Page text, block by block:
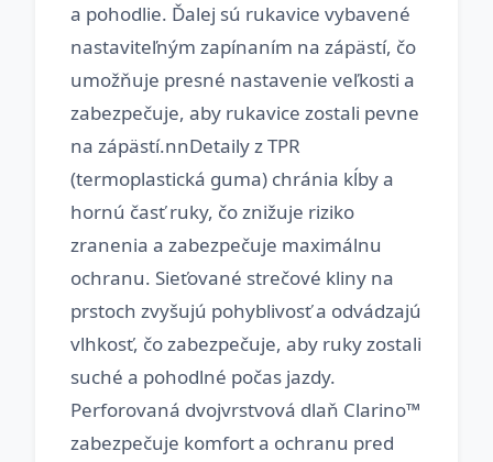
a pohodlie. Ďalej sú rukavice vybavené
nastaviteľným zapínaním na zápästí, čo
umožňuje presné nastavenie veľkosti a
zabezpečuje, aby rukavice zostali pevne
na zápästí.nnDetaily z TPR
(termoplastická guma) chránia kĺby a
hornú časť ruky, čo znižuje riziko
zranenia a zabezpečuje maximálnu
ochranu. Sieťované strečové kliny na
prstoch zvyšujú pohyblivosť a odvádzajú
vlhkosť, čo zabezpečuje, aby ruky zostali
suché a pohodlné počas jazdy.
Perforovaná dvojvrstvová dlaň Clarino™
zabezpečuje komfort a ochranu pred